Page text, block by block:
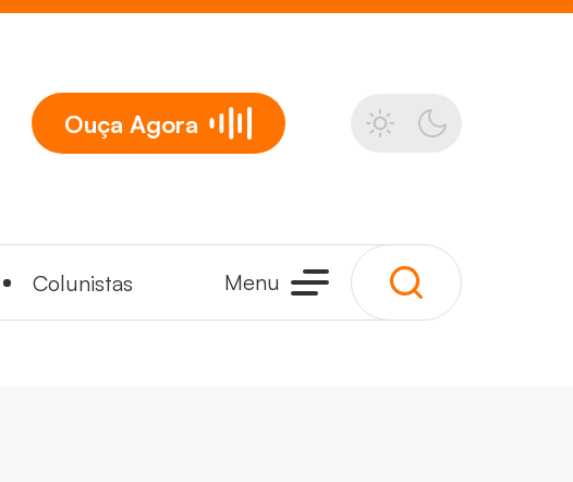
Ouça Agora
Colunistas Menu